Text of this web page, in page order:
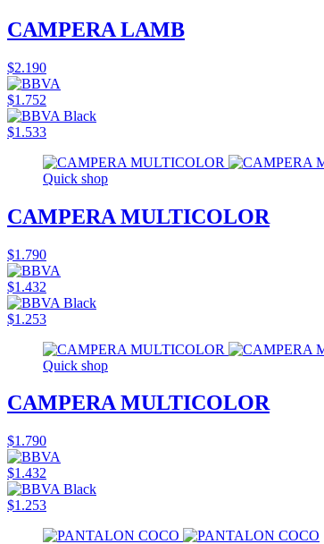
CAMPERA LAMB
$2.190
$1.752
$1.533
Quick shop
CAMPERA MULTICOLOR
$1.790
$1.432
$1.253
Quick shop
CAMPERA MULTICOLOR
$1.790
$1.432
$1.253